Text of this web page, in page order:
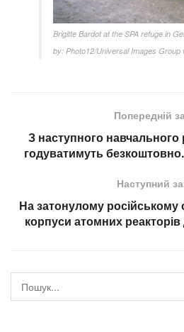
Brigitte Bardot at the SPA refuge in
by: Photo12/Universal Images Group
Попередній
З наступного навчального
годуватимуть
Наступний
На затонулому російському
корпуси атомних реакторів